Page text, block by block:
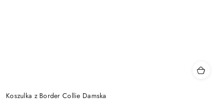
Koszulka z Border Collie Damska